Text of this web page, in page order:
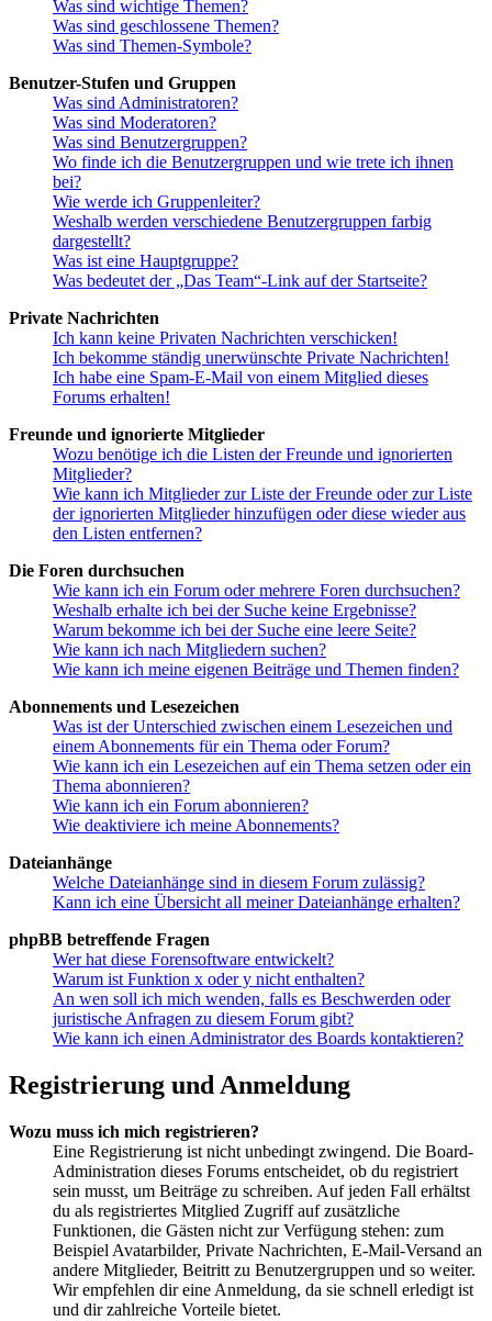
Was sind wichtige Themen?
Was sind geschlossene Themen?
Was sind Themen-Symbole?
Benutzer-Stufen und Gruppen
Was sind Administratoren?
Was sind Moderatoren?
Was sind Benutzergruppen?
Wo finde ich die Benutzergruppen und wie trete ich ihnen
bei?
Wie werde ich Gruppenleiter?
Weshalb werden verschiedene Benutzergruppen farbig
dargestellt?
Was ist eine Hauptgruppe?
Was bedeutet der „Das Team“-Link auf der Startseite?
Private Nachrichten
Ich kann keine Privaten Nachrichten verschicken!
Ich bekomme ständig unerwünschte Private Nachrichten!
Ich habe eine Spam-E-Mail von einem Mitglied dieses
Forums erhalten!
Freunde und ignorierte Mitglieder
Wozu benötige ich die Listen der Freunde und ignorierten
Mitglieder?
Wie kann ich Mitglieder zur Liste der Freunde oder zur Liste
der ignorierten Mitglieder hinzufügen oder diese wieder aus
den Listen entfernen?
Die Foren durchsuchen
Wie kann ich ein Forum oder mehrere Foren durchsuchen?
Weshalb erhalte ich bei der Suche keine Ergebnisse?
Warum bekomme ich bei der Suche eine leere Seite?
Wie kann ich nach Mitgliedern suchen?
Wie kann ich meine eigenen Beiträge und Themen finden?
Abonnements und Lesezeichen
Was ist der Unterschied zwischen einem Lesezeichen und
einem Abonnements für ein Thema oder Forum?
Wie kann ich ein Lesezeichen auf ein Thema setzen oder ein
Thema abonnieren?
Wie kann ich ein Forum abonnieren?
Wie deaktiviere ich meine Abonnements?
Dateianhänge
Welche Dateianhänge sind in diesem Forum zulässig?
Kann ich eine Übersicht all meiner Dateianhänge erhalten?
phpBB betreffende Fragen
Wer hat diese Forensoftware entwickelt?
Warum ist Funktion x oder y nicht enthalten?
An wen soll ich mich wenden, falls es Beschwerden oder
juristische Anfragen zu diesem Forum gibt?
Wie kann ich einen Administrator des Boards kontaktieren?
Registrierung und Anmeldung
Wozu muss ich mich registrieren?
Eine Registrierung ist nicht unbedingt zwingend. Die Board-
Administration dieses Forums entscheidet, ob du registriert
sein musst, um Beiträge zu schreiben. Auf jeden Fall erhältst
du als registriertes Mitglied Zugriff auf zusätzliche
Funktionen, die Gästen nicht zur Verfügung stehen: zum
Beispiel Avatarbilder, Private Nachrichten, E-Mail-Versand an
andere Mitglieder, Beitritt zu Benutzergruppen und so weiter.
Wir empfehlen dir eine Anmeldung, da sie schnell erledigt ist
und dir zahlreiche Vorteile bietet.